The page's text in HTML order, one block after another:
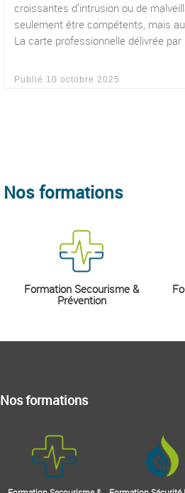
croissantes d’intrusion ou de
seulement être compétents, mais
La carte professionnelle délivrée
Publié 10 octobre 2025
Nos formations
Formation Secourisme &
Prévention
Nos formations